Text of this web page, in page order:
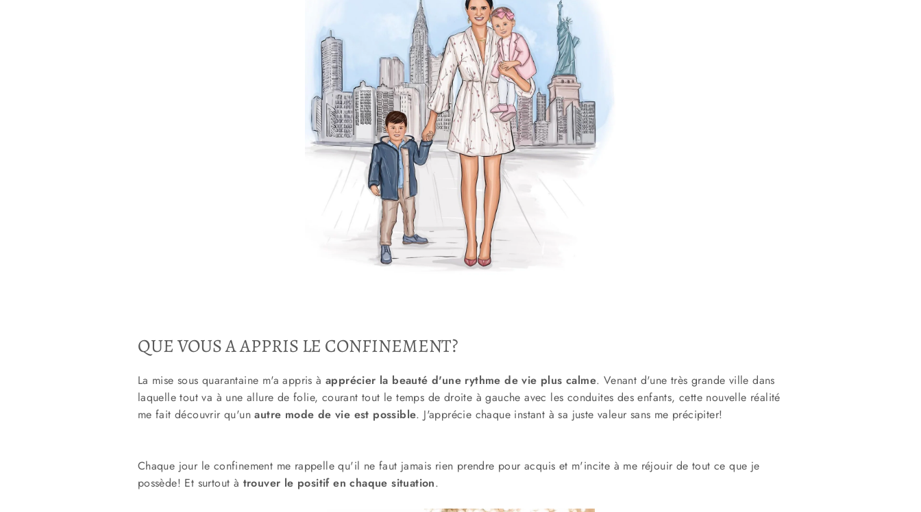
QUE VOUS A APPRIS LE CONFINEMENT?
La mise sous quarantaine m'a appris à apprécier la beauté d'une rythme de vie plus calme. Venant d'une très grande ville dans
laquelle tout va à une allure de folie, courant tout le temps de droite à gauche avec les conduites des enfants, cette nouvelle réalité
me fait découvrir qu'unautre mode de vie est possible. J'apprécie chaque instant à sa juste valeur sans me précipiter!
Chaque jour le confinement me rappelle qu'il ne faut jamais rien prendre pour acquis et m'incite à me réjouir de tout ce que je
possède! Et surtout à trouver le positif en chaque situation.